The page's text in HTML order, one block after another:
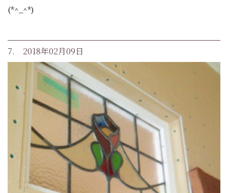
(*^_^*)
7. 2018年02月09日